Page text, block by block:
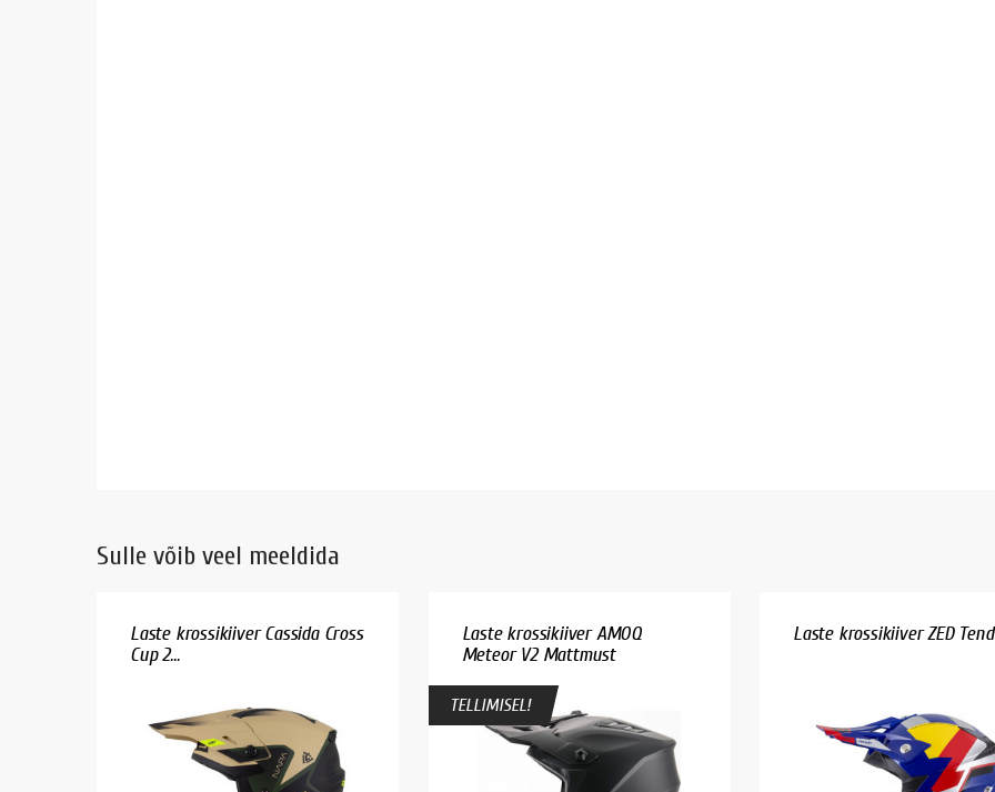
Sulle võib veel meeldida
Laste krossikiiver Cassida Cross
Cup 2...
Laste krossikiiver AMOQ
Meteor V2 Mattmust
TELLIMISEL!
Laste krossikiiver ZED